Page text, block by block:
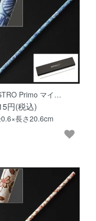
Primo マイ…
円(税込)
長さ20.6cm